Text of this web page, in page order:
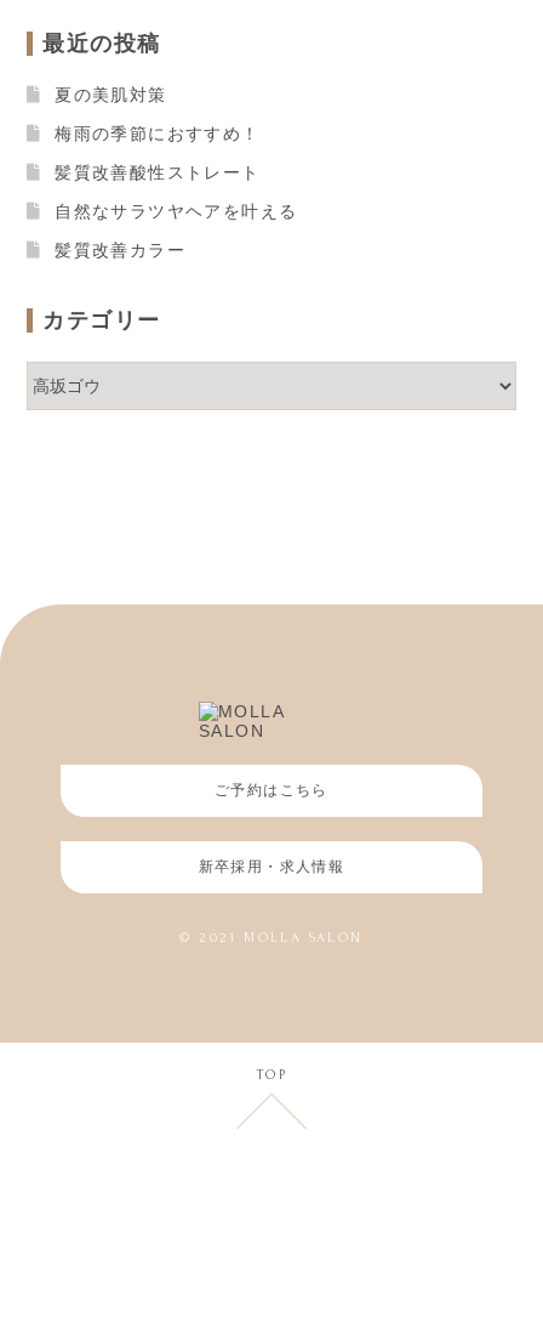
最近の投稿
夏の美肌対策
梅雨の季節におすすめ！
髪質改善酸性ストレート
自然なサラツヤヘアを叶える
髪質改善カラー
カテゴリー
テ
ゴ
ご予約はこちら
新卒採用・求人情報
© 2021 MOLLA SALON
TOP